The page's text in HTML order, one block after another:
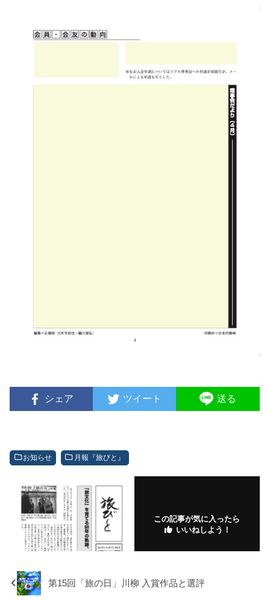
シェア ツイート 送る
お知らせ 月報『旅びと』
この記事が気に入ったら
いいねしよう！
第15回「旅の日」川柳 入賞作品と選評